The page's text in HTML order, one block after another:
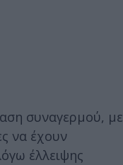
συναγερμού, με
να έχουν
έλλειψης